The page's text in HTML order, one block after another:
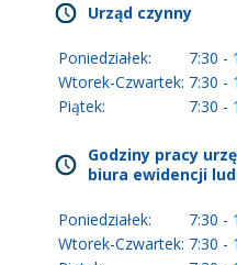
Urząd czynny
Poniedziałek:
7:30 -
Wtorek-Czwartek: 7:30 -
Piątek:
7:30 -
Godziny pracy
biura ewidencji
Poniedziałek:
7:30 -
Wtorek-Czwartek: 7:30 -